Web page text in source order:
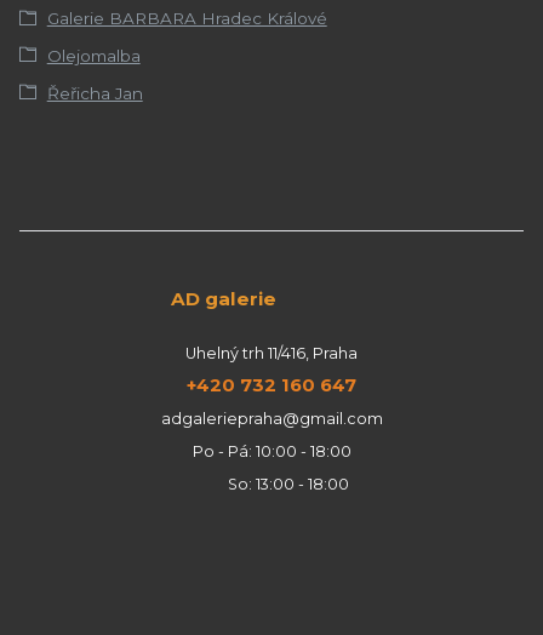
Galerie BARBARA Hradec Králové
Olejomalba
Řeřicha Jan
AD galerie
Uhelný trh 11/416, Praha
+420 732 160 647
adgaleriepraha@gmail.com
Po - Pá: 10:00 - 18:00
So: 13:00 - 18:00